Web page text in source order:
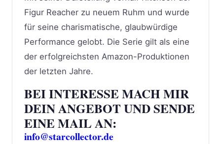
Figur Reacher zu neuem Ruhm und wurde
für seine charismatische, glaubwürdige
Performance gelobt. Die Serie gilt als eine
der erfolgreichsten Amazon-Produktionen
der letzten Jahre.
BEI INTERESSE MACH MIR
DEIN ANGEBOT UND SENDE
EINE MAIL AN:
info@starcollector.de